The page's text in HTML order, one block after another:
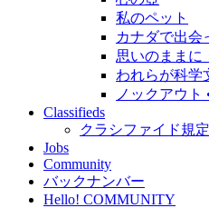
私のペット
カナダで出会
思いのまま
われらが科学
ノックアウト
Classifieds
クラシファイド規定
Jobs
Community
バックナンバー
Hello! COMMUNITY